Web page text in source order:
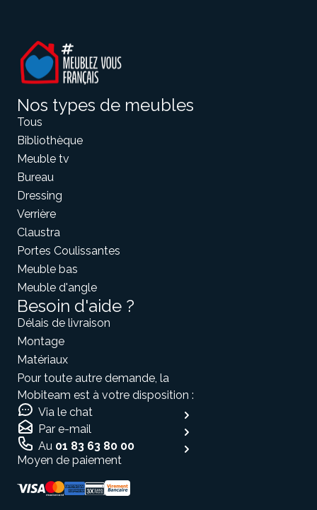
Nos types de meubles
Tous
Bibliothèque
Meuble tv
Bureau
Dressing
Verrière
Claustra
Portes Coulissantes
Meuble bas
Meuble d'angle
Besoin d'aide ?
Délais de livraison
Montage
Matériaux
Pour toute autre demande, la
Mobiteam est à votre disposition :
Via le chat
Par e-mail
Au 01 83 63 80 00
Moyen de paiement